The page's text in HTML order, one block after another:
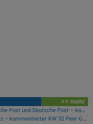
>> mehr
FedEx Corp und TNT Express vs. Österreichische Post und Deutsche Post – kommentierter KW 32 Peer Group Watch Post
Mayr-Melnhof und Palfinger vs. RHI und Andritz – kommentierter KW 32 Peer Group Watch Zykliker Österreich